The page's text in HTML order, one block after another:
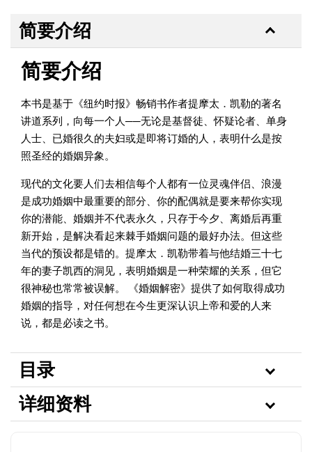
简要介绍
简要介绍
本书是基于《纽约时报》畅销书作者提摩太．凯勒的著名
讲道系列，向每一个人──无论是基督徒、怀疑论者、单身
人士、已婚很久的夫妇或是即将订婚的人，表明什么是按
照圣经的婚姻异象。
现代的文化要人们去相信每个人都有一位灵魂伴侣、浪漫
是成功婚姻中最重要的部分、你的配偶就是要来帮你实现
你的潜能、婚姻并不代表永久，只存于今夕、离婚后再重
新开始，是解决看起来棘手婚姻问题的最好办法。但这些
当代的预设都是错的。提摩太．凯勒带着与他结婚三十七
年的妻子凯西的洞见，表明婚姻是一种荣耀的关系，但它
很神秘也常常被误解。 《婚姻解密》提供了如何取得成功
婚姻的指导，对任何想在今生更深认识上帝和爱的人来
说，都是必读之书。
目录
详细资料